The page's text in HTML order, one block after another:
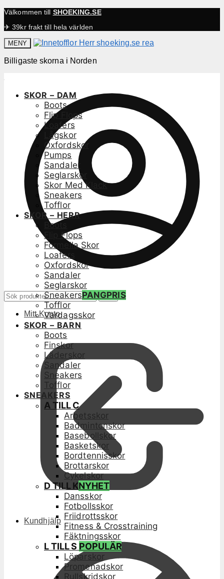
Välkommen till SHOEKING.SE
✈ 39kr frakt till hela världen
MENY
Billigaste skorna i Norden
Sök
efter:
Sök
Mitt Konto
Kundhjälp
SKOR – DAM
Boots
Flip Flops
Loafers
Lågskor
Oxfordskor
Pumps
Sandaler
Seglarskor
Skor Med Klack
Sneakers
Tofflor
SKOR – HERR
Boots
Flip Flops
Formella Skor
Loafers
Oxfordskor
Sandaler
Seglarskor
SneakersPANGPRIS
Tofflor
Vardagsskor
SKOR – BARN
Boots
Finskor
Läderskor
Sandaler
Sneakers
Tofflor
SNEAKERS
A TILL C
Arbetsskor
Badmintonskor
Basebollskor
Basketskor
Bordtennisskor
Brottarskor
Cykelskor
D TILL KNYHET
Dansskor
Fotbollsskor
Friidrottsskor
Fitness & Crosstraining
Fäktningsskor
L TILL S POPULÄR
Löparskor
Promenadskor
Rullskridskor